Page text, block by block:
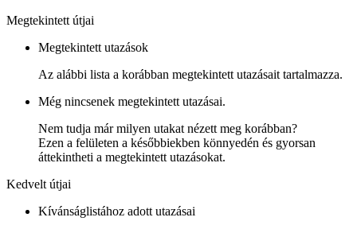
Megtekintett útjai
Megtekintett utazások
Az alábbi lista a korábban megtekintett utazásait tartalmazza.
Még nincsenek megtekintett utazásai.
Nem tudja már milyen utakat nézett meg korábban?
Ezen a felületen a későbbiekben könnyedén és gyorsan
áttekintheti a megtekintett utazásokat.
Kedvelt útjai
Kívánságlistához adott utazásai